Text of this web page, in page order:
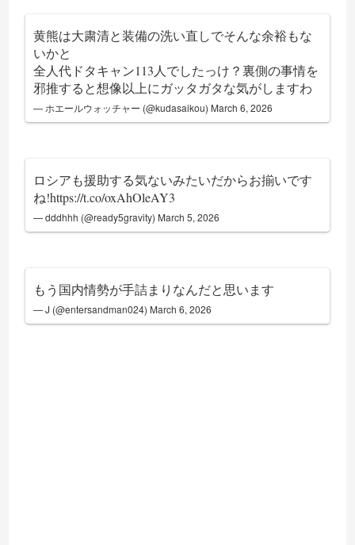
黄熊は大粛清と装備の洗い直しでそんな余裕もな
いかと
全人代ドタキャン113人でしたっけ？裏側の事情を
邪推すると想像以上にガッタガタな気がしますわ
— ホエールウォッチャー (@kudasaikou) March 6, 2026
ロシアも援助する気ないみたいだからお揃いです
ね!https://t.co/oxAhOleAY3
— dddhhh (@ready5gravity) March 5, 2026
もう国内情勢が手詰まりなんだと思います
— J (@entersandman024) March 6, 2026